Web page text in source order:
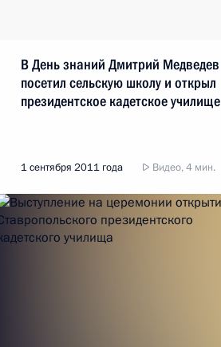
В День знаний Дмитрий Медведев
посетил сельскую школу и открыл
президентское кадетское училище
1 сентября 2011 года Видео, 4 мин.